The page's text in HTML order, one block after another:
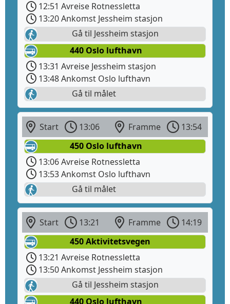
12:51 Avreise Rotnessletta
13:20 Ankomst Jessheim stasjon
Gå til Jessheim stasjon
440 Oslo lufthavn
13:31 Avreise Jessheim stasjon
13:48 Ankomst Oslo lufthavn
Gå til målet
Start 13:06 Framme
13:54
450 Oslo lufthavn
13:06 Avreise Rotnessletta
13:53 Ankomst Oslo lufthavn
Gå til målet
Start 13:21 Framme
14:19
450 Aktivitetsvegen
13:21 Avreise Rotnessletta
13:50 Ankomst Jessheim stasjon
Gå til Jessheim stasjon
440 Oslo lufthavn